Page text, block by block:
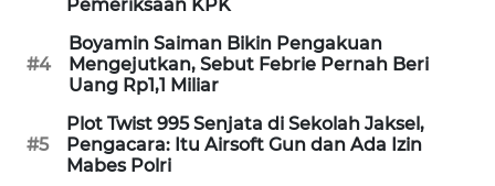
Pemeriksaan KPK
#4
Boyamin Saiman Bikin Pengakuan
Mengejutkan, Sebut Febrie Pernah Beri
Uang Rp1,1 Miliar
#5
Plot Twist 995 Senjata di Sekolah Jaksel,
Pengacara: Itu Airsoft Gun dan Ada Izin
Mabes Polri
MEDAN
NEWS
METRO
JAKARTA
NEWS